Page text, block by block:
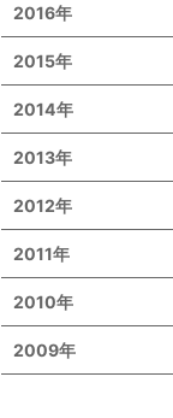
2016年
2015年
2014年
2013年
2012年
2011年
2010年
2009年